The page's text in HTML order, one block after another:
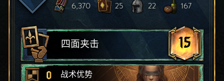
6,370 25 22 167
四面夹击 15
0 战术优势